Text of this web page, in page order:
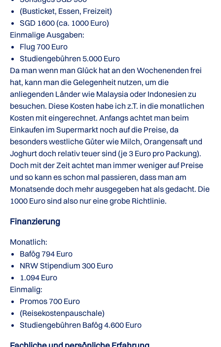
(Busticket, Essen, Freizeit)
SGD 1600 (ca. 1000 Euro)
Einmalige Ausgaben:
Flug 700 Euro
Studiengebühren 5.000 Euro
Da man wenn man Glück hat an den Wochenenden frei
hat, kann man die Gelegenheit nutzen, um die
anliegenden Länder wie Malaysia oder Indonesien zu
besuchen. Diese Kosten habe ich z.T. in die monatlichen
Kosten mit eingerechnet. Anfangs achtet man beim
Einkaufen im Supermarkt noch auf die Preise, da
besonders westliche Güter wie Milch, Orangensaft und
Joghurt doch relativ teuer sind (je 3 Euro pro Packung).
Doch mit der Zeit achtet man immer weniger auf Preise
und so kann es schon mal passieren, dass man am
Monatsende doch mehr ausgegeben hat als gedacht. Die
1000 Euro sind also nur eine grobe Richtlinie.
Finanzierung
Monatlich:
Bafög 794 Euro
NRW Stipendium 300 Euro
1.094 Euro
Einmalig:
Promos 700 Euro
(Reisekostenpauschale)
Studiengebühren Bafög 4.600 Euro